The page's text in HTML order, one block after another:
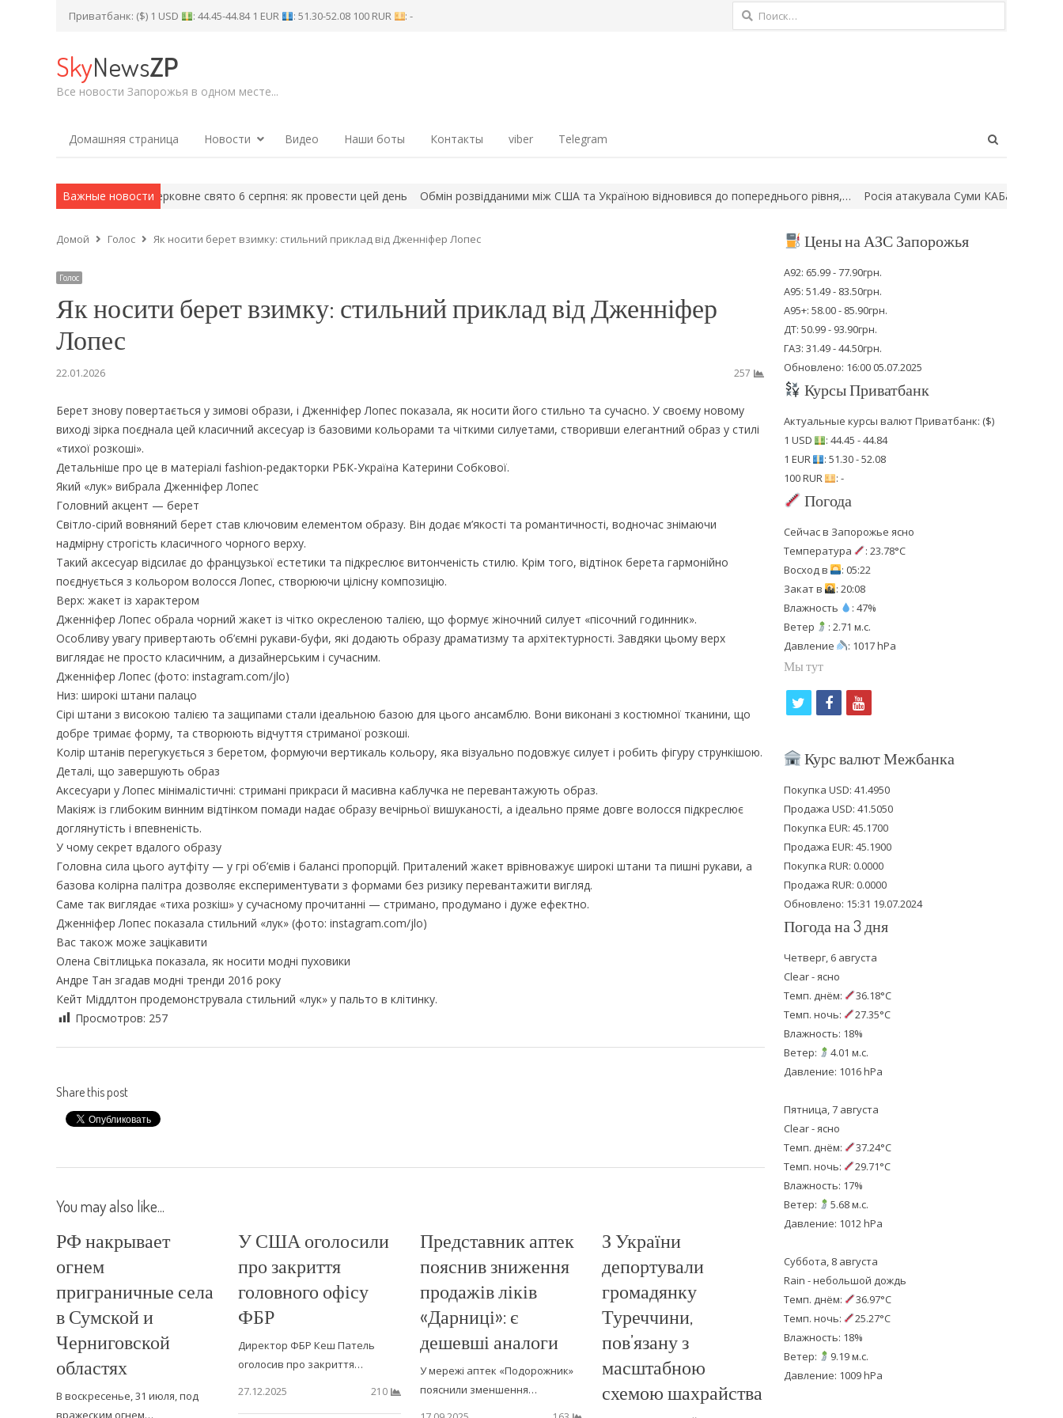
Приватбанк: ($) 1 USD : 44.45-44.84 1 EUR : 51.30-52.08 100 RUR : - Найти:
SkyNewsZP
Все новости Запорожья в одном месте...
Домашняя страница Новости Видео Наши боты Контакты viber Telegram
Важные новости
6 серпня Церковне свято 6 серпня: як провести цей день Обмін розвідданими між США та Україною відновився до попереднього рівня,… Росія атакувала Суми КАБами: пошкоджено
Домой Голос Як носити берет взимку: стильний приклад від Дженніфер Лопес
Голос
Як носити берет взимку: стильний приклад від Дженніфер
Лопес
22.01.2026 257
Берет знову повертається у зимові образи, і Дженніфер Лопес показала, як носити його стильно та сучасно. У своєму новому
виході зірка поєднала цей класичний аксесуар із базовими кольорами та чіткими силуетами, створивши елегантний образ у стилі
«тихої розкоші».
Детальніше про це в матеріалі fashion-редакторки РБК-Україна Катерини Собкової.
Який «лук» вибрала Дженніфер Лопес
Головний акцент — берет
Світло-сірий вовняний берет став ключовим елементом образу. Він додає м’якості та романтичності, водночас знімаючи
надмірну строгість класичного чорного верху.
Такий аксесуар відсилає до французької естетики та підкреслює витонченість стилю. Крім того, відтінок берета гармонійно
поєднується з кольором волосся Лопес, створюючи цілісну композицію.
Верх: жакет із характером
Дженніфер Лопес обрала чорний жакет із чітко окресленою талією, що формує жіночний силует «пісочний годинник».
Особливу увагу привертають об’ємні рукави-буфи, які додають образу драматизму та архітектурності. Завдяки цьому верх
виглядає не просто класичним, а дизайнерським і сучасним.
Дженніфер Лопес (фото: instagram.com/jlo)
Низ: широкі штани палацо
Сірі штани з високою талією та защипами стали ідеальною базою для цього ансамблю. Вони виконані з костюмної тканини, що
добре тримає форму, та створюють відчуття стриманої розкоші.
Колір штанів перегукується з беретом, формуючи вертикаль кольору, яка візуально подовжує силует і робить фігуру стрункішою.
Деталі, що завершують образ
Аксесуари у Лопес мінімалістичні: стримані прикраси й масивна каблучка не перевантажують образ.
Макіяж із глибоким винним відтінком помади надає образу вечірньої вишуканості, а ідеально пряме довге волосся підкреслює
доглянутість і впевненість.
У чому секрет вдалого образу
Головна сила цього аутфіту — у грі об’ємів і балансі пропорцій. Приталений жакет врівноважує широкі штани та пишні рукави, а
базова колірна палітра дозволяє експериментувати з формами без ризику перевантажити вигляд.
Саме так виглядає «тиха розкіш» у сучасному прочитанні — стримано, продумано і дуже ефектно.
Дженніфер Лопес показала стильний «лук» (фото: instagram.com/jlo)
Вас також може зацікавити
Олена Світлицька показала, як носити модні пуховики
Андре Тан згадав модні тренди 2016 року
Кейт Міддлтон продемонструвала стильний «лук» у пальто в клітинку.
Просмотров: 257
Share this post
You may also like...
РФ накрывает
огнем
приграничные села
в Сумской и
Черниговской
областях
В воскресенье, 31 июля, под
вражеским огнем…
У США оголосили
про закриття
головного офісу
ФБР
Директор ФБР Кеш Патель
оголосив про закриття…
27.12.2025
210
Представник аптек
пояснив зниження
продажів ліків
«Дарниці»: є
дешевші аналоги
У мережі аптек «Подорожник»
пояснили зменшення…
З України
депортували
громадянку
Туреччини,
пов’язану з
масштабною
схемою шахрайства
Цены на АЗС Запорожья
А92: 65.99 - 77.90грн.
А95: 51.49 - 83.50грн.
А95+: 58.00 - 85.90грн.
ДТ: 50.99 - 93.90грн.
ГАЗ: 31.49 - 44.50грн.
Обновлено: 16:00 05.07.2025
Курсы Приватбанк
Актуальные курсы валют Приватбанк: ($)
1 USD
: 44.45 - 44.84
1 EUR
: 51.30 - 52.08
100 RUR
: -
Погода
Сейчас в Запорожье ясно
Температура
: 23.78°C
Восход в
: 05:22
Закат в
: 20:08
Влажность
: 47%
Ветер
: 2.71 м.с.
Давление
: 1017 hPa
Мы тут
i
t
e
r
f
c
b
o
o
k
y
u
u
b
e
Курс валют Межбанка
Покупка USD: 41.4950
Продажа USD: 41.5050
Покупка EUR: 45.1700
Продажа EUR: 45.1900
Покупка RUR: 0.0000
Продажа RUR: 0.0000
Обновлено: 15:31 19.07.2024
Погода на 3 дня
Четверг, 6 августа
Clear - ясно
Темп. днём:
36.18°C
Темп. ночь:
27.35°C
Влажность: 18%
Ветер:
4.01 м.с.
Давление: 1016 hPa
Пятница, 7 августа
Clear - ясно
Темп. днём:
37.24°C
Темп. ночь:
29.71°C
Влажность: 17%
Ветер:
5.68 м.с.
Давление: 1012 hPa
Суббота, 8 августа
Rain - небольшой дождь
Темп. днём:
36.97°C
Темп. ночь:
25.27°C
Влажность: 18%
Ветер:
9.19 м.с.
Давление: 1009 hPa